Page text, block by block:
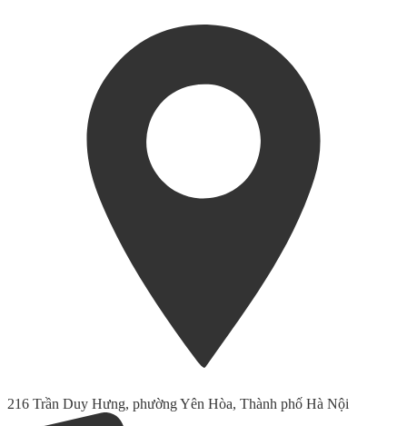
216 Trần Duy Hưng, phường Yên Hòa, Thành phố Hà Nội